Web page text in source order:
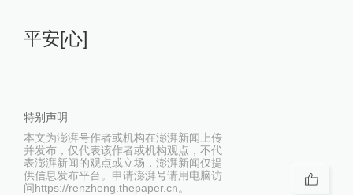
平安[心]
特别声明
本文为澎湃号作者或机构在澎湃新闻上传
并发布，仅代表该作者或机构观点，不代
表澎湃新闻的观点或立场，澎湃新闻仅提
供信息发布平台。申请澎湃号请用电脑访
问https://renzheng.thepaper.cn。